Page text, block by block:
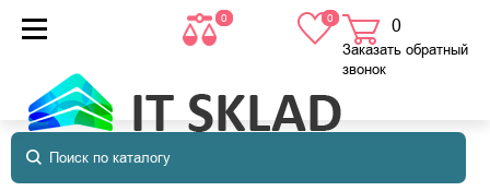
0 0 0
в корзине
Заказать обратный
звонок